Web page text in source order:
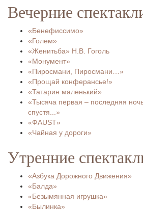
Вечерние
«Бенефиссимо»
«Голем»
«Женитьба» Н.В. Гоголь
«Монумент»
«Пиросмани, Пиросмани…»
«Прощай конферансье!»
«Татарин маленький»
«Тысяча первая – последняя
спустя...»
«ФAUST»
«Чайная у дороги»
Утренние
«Азбука Дорожного Движения»
«Балда»
«Безымянная игрушка»
«Былинка»